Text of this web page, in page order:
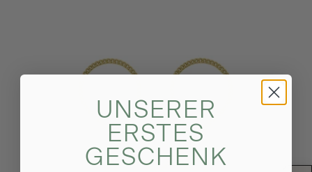
UNSERER
ERSTES
GESCHENK